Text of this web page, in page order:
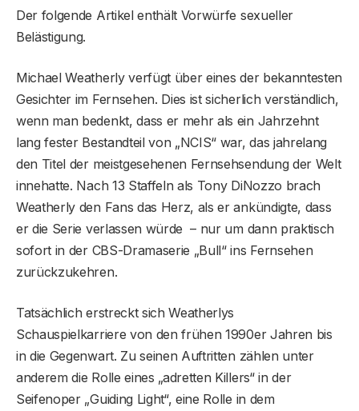
Der folgende Artikel enthält Vorwürfe sexueller
Belästigung.
Michael Weatherly verfügt über eines der bekanntesten
Gesichter im Fernsehen. Dies ist sicherlich verständlich,
wenn man bedenkt, dass er mehr als ein Jahrzehnt
lang fester Bestandteil von „NCIS“ war, das jahrelang
den Titel der meistgesehenen Fernsehsendung der Welt
innehatte. Nach 13 Staffeln als Tony DiNozzo brach
Weatherly den Fans das Herz, als er ankündigte, dass
er die Serie verlassen würde – nur um dann praktisch
sofort in der CBS-Dramaserie „Bull“ ins Fernsehen
zurückzukehren.
Tatsächlich erstreckt sich Weatherlys
Schauspielkarriere von den frühen 1990er Jahren bis
in die Gegenwart. Zu seinen Auftritten zählen unter
anderem die Rolle eines „adretten Killers“ in der
Seifenoper „Guiding Light“, eine Rolle in dem